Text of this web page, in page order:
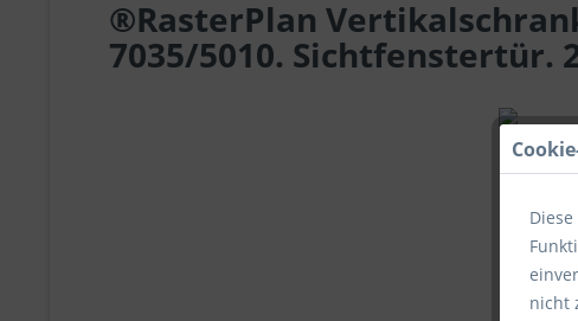
®RasterPlan
7035/5010. Sichtfenstertür.
nicht